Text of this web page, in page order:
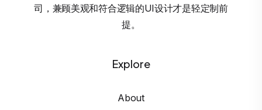
司，兼顾美观和符合逻辑的UI设计才是轻定制前
提。
Explore
About